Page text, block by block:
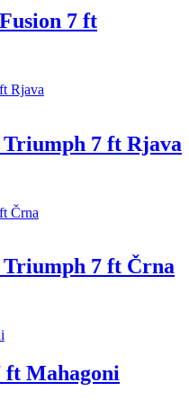
7 ft
7 ft Rjava
7 ft Črna
Mahagoni